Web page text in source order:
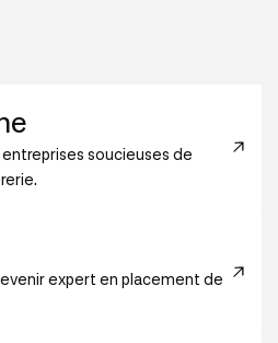
soucieuses de
expert en placement de